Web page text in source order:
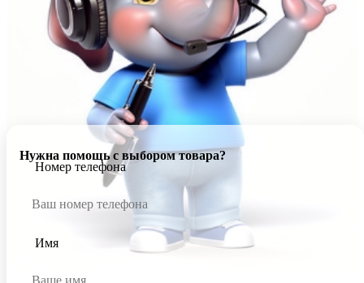
Нужна помощь с выбором товара?
Номер телефона
Имя